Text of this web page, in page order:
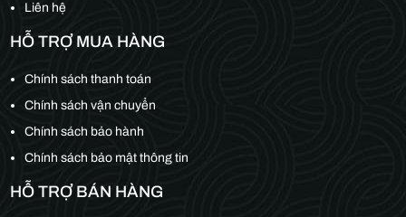
Liên hệ
HỖ TRỢ MUA HÀNG
Chính sách thanh toán
Chính sách vận chuyển
Chính sách bảo hành
Chính sách bảo mật thông tin
HỖ TRỢ BÁN HÀNG